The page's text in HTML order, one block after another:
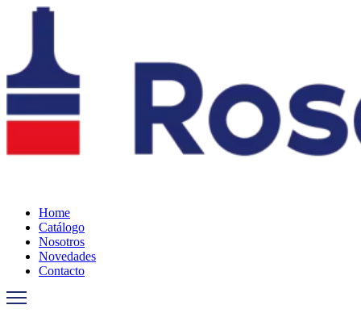
Home
Catálogo
Nosotros
Novedades
Contacto